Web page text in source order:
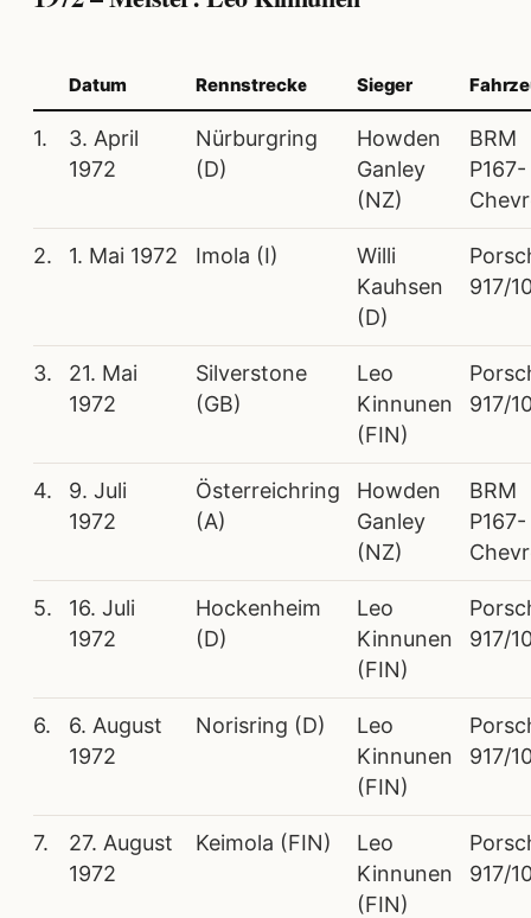
Datum Rennstrecke Sieger
1.
3. April
1972
Nürburgring
(D)
Howden
Ganley
(NZ)
BRM
P167-
2. 1. Mai 1972 Imola (I)
Willi
Kauhsen
(D)
917/
3.
21. Mai
1972
Silverstone
(GB)
Leo
Kinnunen
(FIN)
917/
4.
9. Juli
1972
Österreichring
(A)
Howden
Ganley
(NZ)
BRM
P167-
5.
16. Juli
1972
Hockenheim
(D)
Leo
Kinnunen
(FIN)
917/
6.
6. August
1972
Norisring (D)
Leo
Kinnunen
(FIN)
917/
7.
27. August
1972
Keimola (FIN)
Leo
Kinnunen
(FIN)
917/